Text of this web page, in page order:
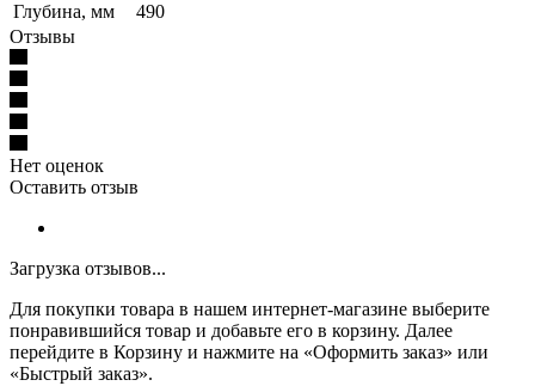
Глубина, мм
490
Отзывы
Нет оценок
Оставить отзыв
Загрузка отзывов...
Для покупки товара в нашем интернет-магазине выберите
понравившийся товар и добавьте его в корзину. Далее
перейдите в Корзину и нажмите на «Оформить заказ» или
«Быстрый заказ».